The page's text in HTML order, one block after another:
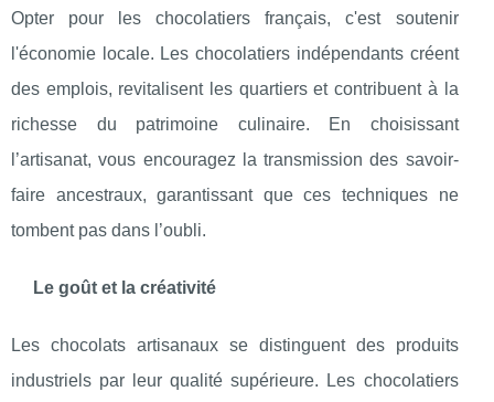
Opter pour les chocolatiers français, c'est soutenir
l'économie locale. Les chocolatiers indépendants créent
des emplois, revitalisent les quartiers et contribuent à la
richesse du patrimoine culinaire. En choisissant
l’artisanat, vous encouragez la transmission des savoir-
faire ancestraux, garantissant que ces techniques ne
tombent pas dans l’oubli.
Le goût et la créativité
Les chocolats artisanaux se distinguent des produits
industriels par leur qualité supérieure. Les chocolatiers